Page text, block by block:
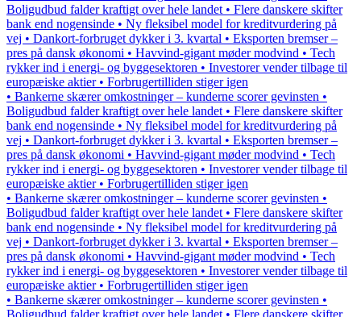
Boligudbud falder kraftigt over hele landet • Flere danskere skifter
bank end nogensinde • Ny fleksibel model for kreditvurdering på
vej • Dankort-forbruget dykker i 3. kvartal • Eksporten bremser –
pres på dansk økonomi • Havvind-gigant møder modvind • Tech
rykker ind i energi- og byggesektoren • Investorer vender tilbage til
europæiske aktier • Forbrugertilliden stiger igen
• Bankerne skærer omkostninger – kunderne scorer gevinsten •
Boligudbud falder kraftigt over hele landet • Flere danskere skifter
bank end nogensinde • Ny fleksibel model for kreditvurdering på
vej • Dankort-forbruget dykker i 3. kvartal • Eksporten bremser –
pres på dansk økonomi • Havvind-gigant møder modvind • Tech
rykker ind i energi- og byggesektoren • Investorer vender tilbage til
europæiske aktier • Forbrugertilliden stiger igen
• Bankerne skærer omkostninger – kunderne scorer gevinsten •
Boligudbud falder kraftigt over hele landet • Flere danskere skifter
bank end nogensinde • Ny fleksibel model for kreditvurdering på
vej • Dankort-forbruget dykker i 3. kvartal • Eksporten bremser –
pres på dansk økonomi • Havvind-gigant møder modvind • Tech
rykker ind i energi- og byggesektoren • Investorer vender tilbage til
europæiske aktier • Forbrugertilliden stiger igen
• Bankerne skærer omkostninger – kunderne scorer gevinsten •
Boligudbud falder kraftigt over hele landet • Flere danskere skifter